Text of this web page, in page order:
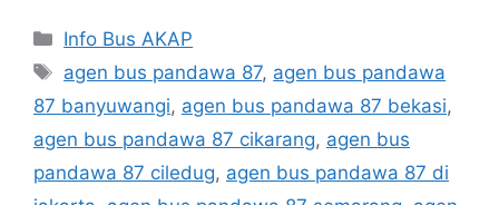
Categories
Info Bus AKAP
Tags
agen bus pandawa 87, agen bus pandawa
87 banyuwangi, agen bus pandawa 87 bekasi,
agen bus pandawa 87 cikarang, agen bus
pandawa 87 ciledug, agen bus pandawa 87 di